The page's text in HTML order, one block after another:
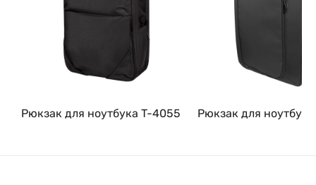
Рюкзак для ноутбука T-4055 Рюкзак для